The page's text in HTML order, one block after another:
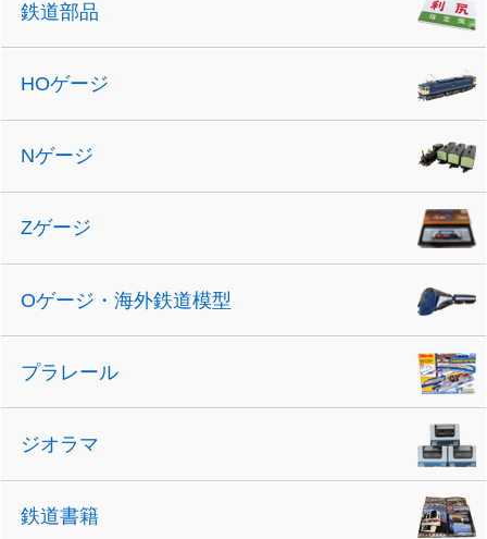
鉄道部品
HOゲージ
Nゲージ
Zゲージ
Oゲージ・海外鉄道模型
プラレール
ジオラマ
鉄道書籍